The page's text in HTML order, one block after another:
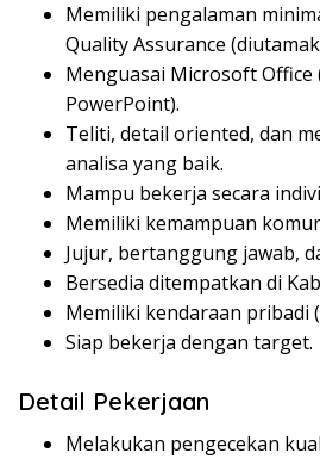
Memiliki pengalaman
Quality Assurance
Menguasai Microsoft Office
PowerPoint).
Teliti, detail oriented, dan
analisa yang baik.
Mampu bekerja secara
Memiliki kemampuan
Jujur, bertanggung jawab,
Bersedia ditempatkan di
Memiliki kendaraan pribadi
Siap bekerja dengan target.
Detail Pekerjaan
Melakukan pengecekan